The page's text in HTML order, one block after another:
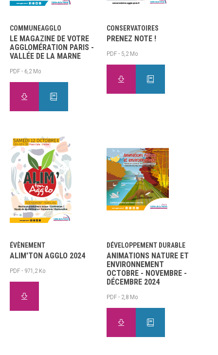
COMMUNEAGGLO
LE MAGAZINE DE VOTRE
AGGLOMÉRATION PARIS -
VALLÉE DE LA MARNE
PDF - 6,2 Mo
CONSERVATOIRES
PRENEZ NOTE !
PDF - 5,2 Mo
ÉVÈNEMENT
ALIM'TON AGGLO 2024
PDF - 971,2 Ko
DÉVELOPPEMENT DURABLE
ANIMATIONS NATURE ET
ENVIRONNEMENT
OCTOBRE - NOVEMBRE -
DÉCEMBRE 2024
PDF - 2,8 Mo